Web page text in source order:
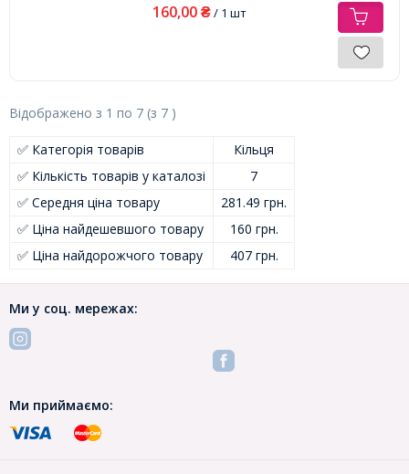
160,00 ₴/ 1 шт
Відображено з 1 по 7 (з 7 )
✅ Категорія товарів
Кільця
✅ Кількість товарів у каталозі
7
✅ Середня ціна товару
281.49 грн.
✅ Ціна найдешевшого товару
160 грн.
✅ Ціна найдорожчого товару
407 грн.
Ми у соц. мережах:
Ми приймаємо: